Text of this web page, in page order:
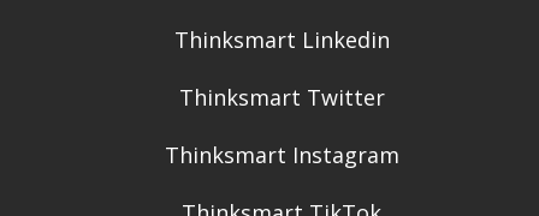
Thinksmart Linkedin
Thinksmart Twitter
Thinksmart Instagram